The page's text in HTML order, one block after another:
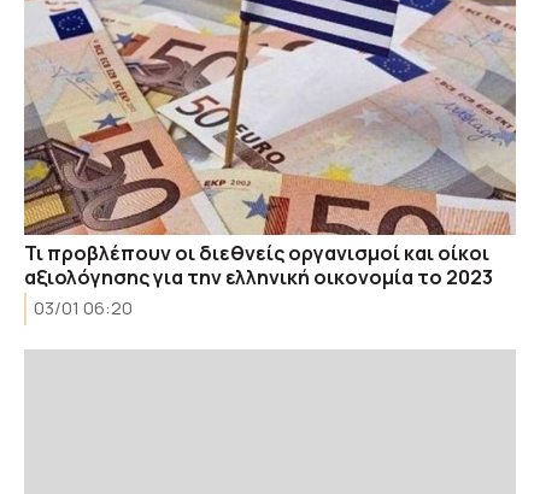
Τι προβλέπουν οι διεθνείς οργανισμοί και οίκοι
αξιολόγησης για την ελληνική οικονομία το 2023
03/01 06:20